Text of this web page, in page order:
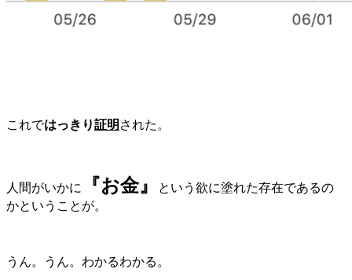
これではっきり証明 された。
人間がいかに 『お金』
という欲に塗れた存在であるの
かということが。
うん。うん。わかるわかる。